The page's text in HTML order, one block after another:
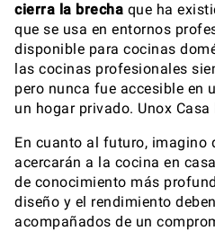
cierra la brecha que ha
que se usa en entornos
disponible para cocinas
las cocinas profesionales
pero nunca fue accesible en
un hogar privado. Unox
En cuanto al futuro, imagino
acercarán a la cocina en
de conocimiento más
diseño y el rendimiento
acompañados de un